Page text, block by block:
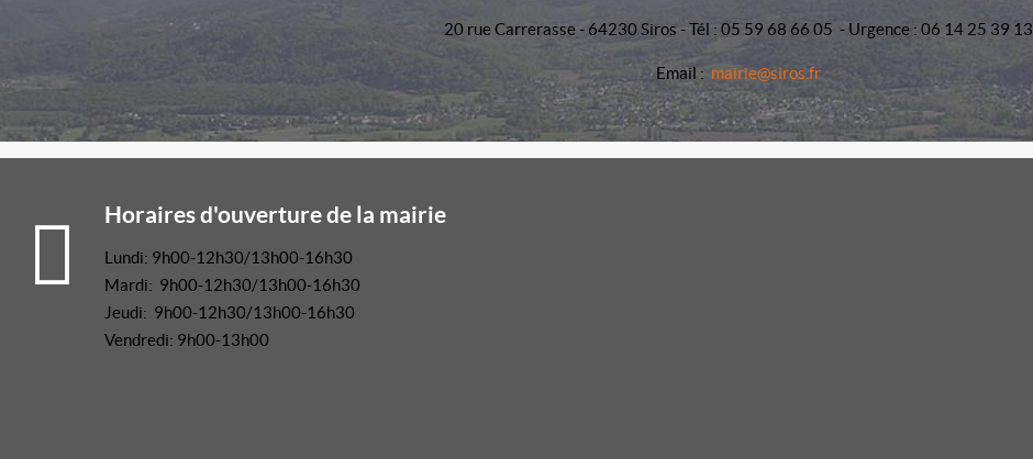
20 rue Carrerasse - 64230 Siros - Tél : 05 59 68 66 05 - Urgence : 06 14 25 39 13
Email : mairie@siros.fr
Horaires d'ouverture de la mairie
Lundi: 9h00-12h30/13h00-16h30
Mardi: 9h00-12h30/13h00-16h30
Jeudi: 9h00-12h30/13h00-16h30
Vendredi: 9h00-13h00